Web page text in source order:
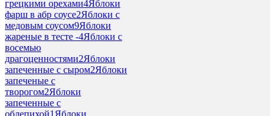
грецкими орехами4Яблоки
фарш в абр соусе2Яблоки с
медовым соусом9Яблоки
жареные в тесте -4Яблоки с
восемью
драгоценностями2Яблоки
запеченные с сыром2Яблоки
запеченые с
творогом2Яблоки
запеченные с